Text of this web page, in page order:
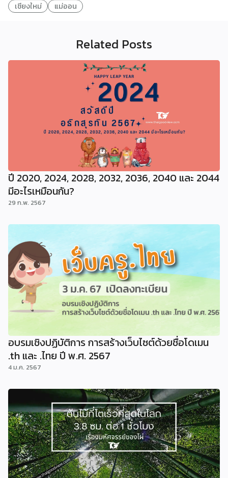
เชียงใหม่
แม่ออน
Related Posts
ปี 2020, 2024, 2028, 2032, 2036, 2040 และ 2044
มีอะไรเหมือนกัน?
29 ก.พ. 2567
อบรมเชิงปฏิบัติการ การสร้างเว็บไซต์ด้วยชื่อโดเมน
.th และ .ไทย ปี พ.ศ. 2567
4 ม.ค. 2567